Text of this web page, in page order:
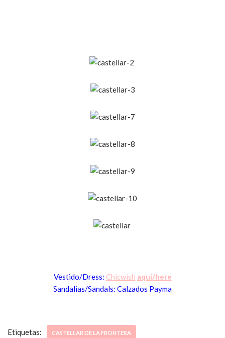
Vestido/Dress: Chicwish aquí/here
Sandalias/Sandals: Calzados Payma
Etiquetas: CASTELLAR DE LA FRONTERA